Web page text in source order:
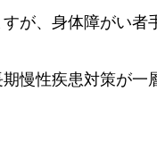
が、身体障がい者
慢性疾患対策が一